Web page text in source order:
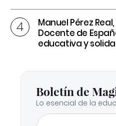
Manuel Pérez
Docente de
educativa y
Boletín de
Lo esencial de la